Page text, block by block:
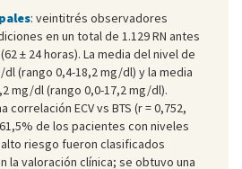
: veintitrés observadores
en un total de 1.129 RN antes
± 24 horas). La media del nivel de
dl (rango 0,4-18,2 mg/dl) y la media
mg/dl (rango 0,0-17,2 mg/dl).
correlación ECV vs BTS (r = 0,752,
de los pacientes con niveles
alto riesgo fueron clasificados
la valoración clínica; se obtuvo una